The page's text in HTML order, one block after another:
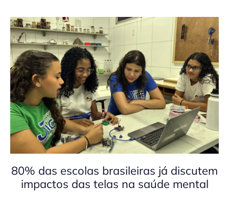
80% das escolas brasileiras já discutem
impactos das telas na saúde mental